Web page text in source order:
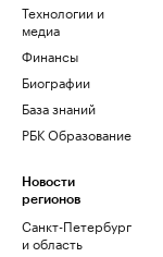
Технологии и
медиа
Финансы
Биографии
База знаний
РБК Образование
Новости
регионов
Санкт-Петербург
и область